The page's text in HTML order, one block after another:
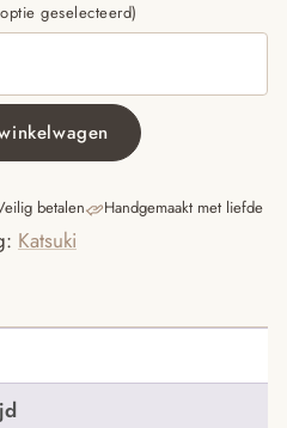
geselecteerd)
betalen Handgemaakt met liefde
Katsuki